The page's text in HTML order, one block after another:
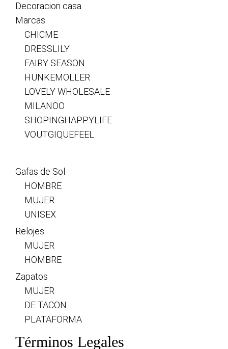
Decoracion casa
Marcas
CHICME
DRESSLILY
FAIRY SEASON
HUNKEMOLLER
LOVELY WHOLESALE
MILANOO
SHOPINGHAPPYLIFE
VOUTGIQUEFEEL
Gafas de Sol
HOMBRE
MUJER
UNISEX
Relojes
MUJER
HOMBRE
Zapatos
MUJER
DE TACON
PLATAFORMA
Términos Legales